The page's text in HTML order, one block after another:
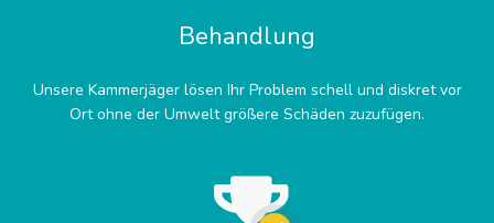
Behandlung
Unsere Kammerjäger lösen Ihr Problem schell und diskret vor
Ort ohne der Umwelt größere Schäden zuzufügen.